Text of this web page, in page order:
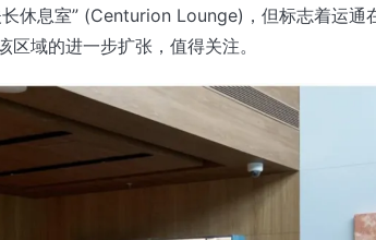
休息室” (Centurion Lounge)，但标志着运通
区域的进一步扩张，值得关注。